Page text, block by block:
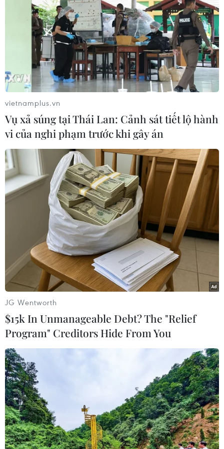
#Quy chế đào tạo tiễn sỹ
#Quy chế năm 2017
#Bộ Giáo dục và Đào tạo
Theo dõi VietnamPlus
TIN LIÊN QUAN
Nhà khoa học trẻ đam mê nghiên cứu phát
triển vật liệu mới
vietnamplus.vn
Vụ xả súng tại Thái Lan: Cảnh sát tiết lộ hành
vi của nghi phạm trước khi gây án
JG Wentworth
$15k In Unmanageable Debt? The "Relief
Program" Creditors Hide From You